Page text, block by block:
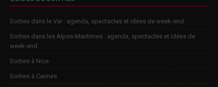
Sorties dans le Var : agenda, spectacles et idées de week-end
Sorties dans les Alpes-Maritimes : agenda, spectacles et idées de
week-end
Sorties à Nice
Sorties à Cannes